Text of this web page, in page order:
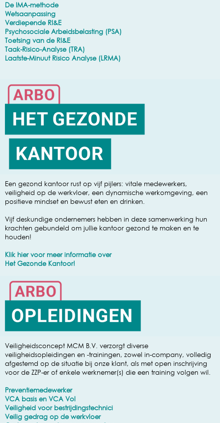
De IMA-methode
Wetsaanpassing
Verdiepende RI&E
Psychosociale Arbeidsbelasting (PSA)
Toetsing van de RI&E
Taak-Risico-Analyse (TRA)
Laatste-Minuut Risico Analyse (LRMA)
Een gezond kantoor rust op vijf pijlers: vitale medewerkers,
veiligheid op de werkvloer, een dynamische werkomgeving, een
positieve mindset en bewust eten en drinken.
Vijf deskundige ondernemers hebben in deze samenwerking hun
krachten gebundeld om jullie kantoor gezond te maken en te
houden!
Klik hier voor meer informatie over
Het Gezonde Kantoor!
Veiligheidsconcept MCM B.V. verzorgt diverse
veiligheidsopleidingen en -trainingen, zowel in-company, volledig
afgestemd op de situatie bij onze klant, als met open inschrijving
voor de ZZP-er of enkele werknemer(s) die een training volgen wil.
Preventiemedewerker
VCA basis en VCA Vol
Veiligheid voor bestrijdingstechnici
Veilig gedrag op de werkvloer